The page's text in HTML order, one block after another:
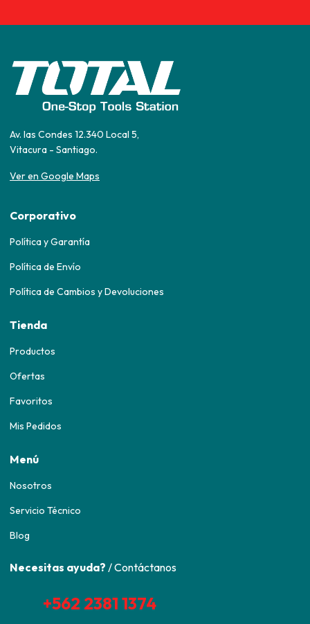
Av. las Condes 12.340 Local 5,
Vitacura - Santiago.
Ver en Google Maps
Corporativo
Política y Garantía
Política de Envío
Política de Cambios y Devoluciones
Tienda
Productos
Ofertas
Favoritos
Mis Pedidos
Menú
Nosotros
Servicio Técnico
Blog
Necesitas ayuda? / Contáctanos
+562 2381 1374